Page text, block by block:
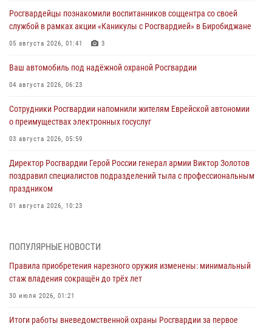
Росгвардейцы познакомили воспитанников соццентра со своей
службой в рамках акции «Каникулы с Росгвардией» в Биробиджане
05 августа 2026, 01:41 3
Ваш автомобиль под надёжной охраной Росгвардии
04 августа 2026, 06:23
Сотрудники Росгвардии напомнили жителям Еврейской автономии
о преимуществах электронных госуслуг
03 августа 2026, 05:59
Директор Росгвардии Герой России генерал армии Виктор Золотов
поздравил специалистов подразделений тыла с профессиональным
праздником
01 августа 2026, 10:23
Российской Федерации
В Росгвардии вспоминают российских воинов, погибших в Первой
мировой войне 1914-1918 годов
ПОПУЛЯРНЫЕ НОВОСТИ
Правила приобретения нарезного оружия изменены: минимальный
стаж владения сокращён до трёх лет
30 июля 2026, 01:21
Итоги работы вневедомственной охраны Росгвардии за первое